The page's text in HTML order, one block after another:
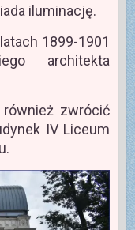
iluminację.
1899-1901
architekta
zwrócić
IV Liceum